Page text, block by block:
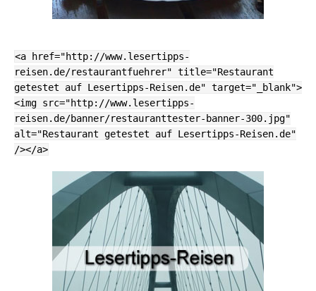
<a href="http://www.lesertipps-
reisen.de/restaurantfuehrer" title="Restaurant
getestet auf Lesertipps-Reisen.de" target="_blank">
<img src="http://www.lesertipps-
reisen.de/banner/restauranttester-banner-300.jpg"
alt="Restaurant getestet auf Lesertipps-Reisen.de"
/></a>